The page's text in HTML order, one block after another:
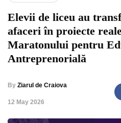
Elevii de liceu au
afaceri în proiecte
Maratonului pentru
Antreprenorială
By Ziarul de Craiova
,12 May 2026